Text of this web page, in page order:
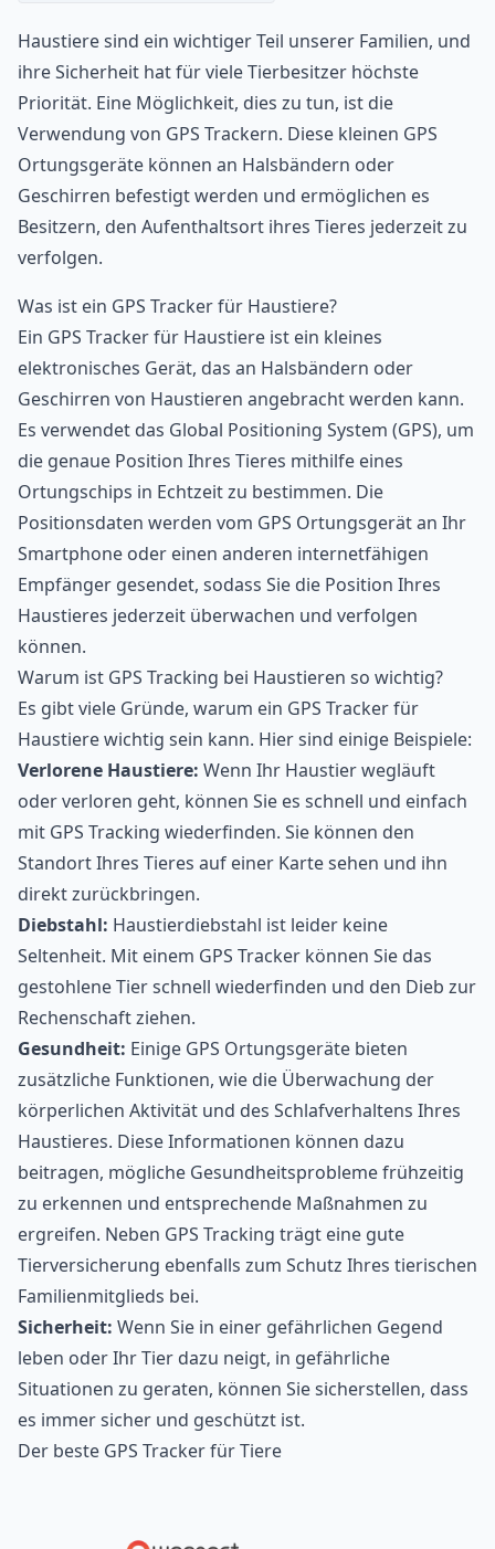
Haustiere sind ein wichtiger Teil unserer Familien, und
ihre Sicherheit hat für viele Tierbesitzer höchste
Priorität. Eine Möglichkeit, dies zu tun, ist die
Verwendung von GPS Trackern. Diese kleinen GPS
Ortungsgeräte können an Halsbändern oder
Geschirren befestigt werden und ermöglichen es
Besitzern, den Aufenthaltsort ihres Tieres jederzeit zu
verfolgen.
Was ist ein GPS Tracker für Haustiere?
Ein GPS Tracker für Haustiere ist ein kleines
elektronisches Gerät, das an Halsbändern oder
Geschirren von Haustieren angebracht werden kann.
Es verwendet das Global Positioning System (GPS), um
die genaue Position Ihres Tieres mithilfe eines
Ortungschips in Echtzeit zu bestimmen. Die
Positionsdaten werden vom GPS Ortungsgerät an Ihr
Smartphone oder einen anderen internetfähigen
Empfänger gesendet, sodass Sie die Position Ihres
Haustieres jederzeit überwachen und verfolgen
können.
Warum ist GPS Tracking bei Haustieren so wichtig?
Es gibt viele Gründe, warum ein GPS Tracker für
Haustiere wichtig sein kann. Hier sind einige Beispiele:
Verlorene Haustiere: Wenn Ihr Haustier wegläuft
oder verloren geht, können Sie es schnell und einfach
mit GPS Tracking wiederfinden. Sie können den
Standort Ihres Tieres auf einer Karte sehen und ihn
direkt zurückbringen.
Diebstahl: Haustierdiebstahl ist leider keine
Seltenheit. Mit einem GPS Tracker können Sie das
gestohlene Tier schnell wiederfinden und den Dieb zur
Rechenschaft ziehen.
Gesundheit: Einige GPS Ortungsgeräte bieten
zusätzliche Funktionen, wie die Überwachung der
körperlichen Aktivität und des Schlafverhaltens Ihres
Haustieres. Diese Informationen können dazu
beitragen, mögliche Gesundheitsprobleme frühzeitig
zu erkennen und entsprechende Maßnahmen zu
ergreifen. Neben GPS Tracking trägt eine gute
Tierversicherung ebenfalls zum Schutz Ihres tierischen
Familienmitglieds bei.
Sicherheit: Wenn Sie in einer gefährlichen Gegend
leben oder Ihr Tier dazu neigt, in gefährliche
Situationen zu geraten, können Sie sicherstellen, dass
es immer sicher und geschützt ist.
Der beste GPS Tracker für Tiere